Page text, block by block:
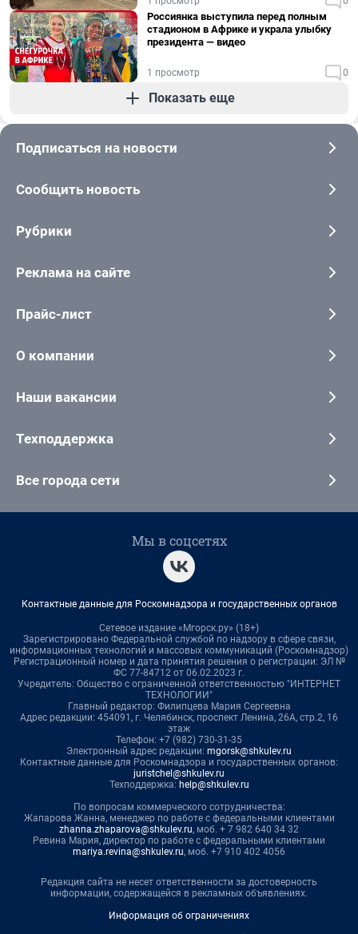
Россиянка выступила перед полным
стадионом в Африке и украла улыбку
президента — видео
1 просмотр 0
Показать еще
Подписаться на новости
Сообщить новость
Рубрики
Реклама на сайте
Прайс-лист
О компании
Наши вакансии
Техподдержка
Все города сети
Мы в соцсетях
Контактные данные для Роскомнадзора и государственных органов
Сетевое издание «Мгорск.ру» (18+)
Зарегистрировано Федеральной службой по надзору в сфере связи,
информационных технологий и массовых коммуникаций (Роскомнадзор)
Регистрационный номер и дата принятия решения о регистрации: ЭЛ №
ФС 77-84712 от 06.02.2023 г.
Учредитель: Общество с ограниченной ответственностью "ИНТЕРНЕТ
ТЕХНОЛОГИИ"
Главный редактор: Филипцева Мария Сергеевна
Адрес редакции: 454091, г. Челябинск, проспект Ленина, 26А, стр.2, 16
этаж
Телефон: +7 (982) 730-31-35
Электронный адрес редакции: mgorsk@shkulev.ru
Контактные данные для Роскомнадзора и государственных органов:
juristchel@shkulev.ru
Техподдержка: help@shkulev.ru
По вопросам коммерческого сотрудничества:
Жапарова Жанна, менеджер по работе с федеральными клиентами
zhanna.zhaparova@shkulev.ru, моб. + 7 982 640 34 32
Ревина Мария, директор по работе с федеральными клиентами
mariya.revina@shkulev.ru, моб. +7 910 402 4056
Редакция сайта не несет ответственности за достоверность
информации, содержащейся в рекламных объявлениях.
Информация об ограничениях